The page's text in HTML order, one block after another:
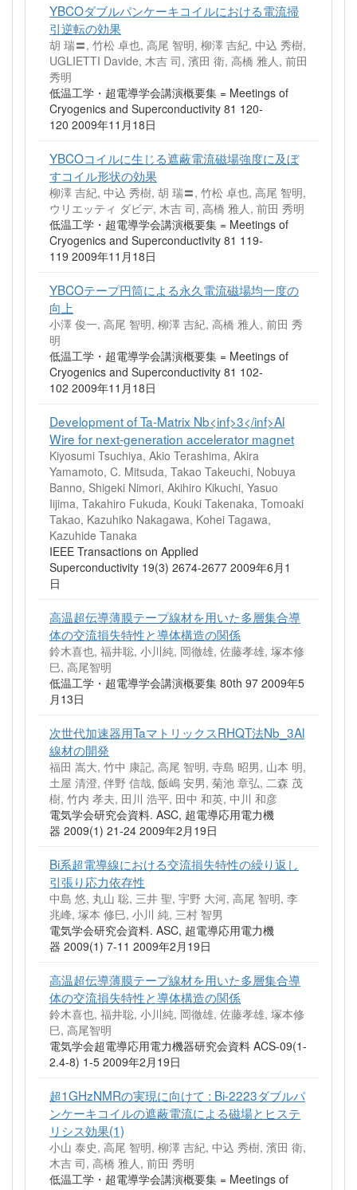
YBCOダブルパンケーキコイルにおける電流掃
引逆転の効果
胡 瑞〓, 竹松 卓也, 高尾 智明, 柳澤 吉紀, 中込 秀樹,
UGLIETTI Davide, 木吉 司, 濱田 衛, 高橋 雅人, 前田
秀明
低温工学・超電導学会講演概要集 = Meetings of
Cryogenics and Superconductivity 81 120-
120 2009年11月18日
YBCOコイルに生じる遮蔽電流磁場強度に及ぼ
すコイル形状の効果
柳澤 吉紀, 中込 秀樹, 胡 瑞〓, 竹松 卓也, 高尾 智明,
ウリエッティ ダビデ, 木吉 司, 高橋 雅人, 前田 秀明
低温工学・超電導学会講演概要集 = Meetings of
Cryogenics and Superconductivity 81 119-
119 2009年11月18日
YBCOテープ円筒による永久電流磁場均一度の
向上
小澤 俊一, 高尾 智明, 柳澤 吉紀, 高橋 雅人, 前田 秀
明
低温工学・超電導学会講演概要集 = Meetings of
Cryogenics and Superconductivity 81 102-
102 2009年11月18日
Development of Ta-Matrix Nb<inf>3</inf>Al
Wire for next-generation accelerator magnet
Kiyosumi Tsuchiya, Akio Terashima, Akira
Yamamoto, C. Mitsuda, Takao Takeuchi, Nobuya
Banno, Shigeki Nimori, Akihiro Kikuchi, Yasuo
Iijima, Takahiro Fukuda, Kouki Takenaka, Tomoaki
Takao, Kazuhiko Nakagawa, Kohei Tagawa,
Kazuhide Tanaka
IEEE Transactions on Applied
Superconductivity 19(3) 2674-2677 2009年6月1
日
高温超伝導薄膜テープ線材を用いた多層集合導
体の交流損失特性と導体構造の関係
鈴木喜也, 福井聡, 小川純, 岡徹雄, 佐藤孝雄, 塚本修
巳, 高尾智明
低温工学・超電導学会講演概要集 80th 97 2009年5
月13日
次世代加速器用TaマトリックスRHQT法Nb_3Al
線材の開発
福田 嵩大, 竹中 康記, 高尾 智明, 寺島 昭男, 山本 明,
土屋 清澄, 伴野 信哉, 飯嶋 安男, 菊池 章弘, 二森 茂
樹, 竹内 孝夫, 田川 浩平, 田中 和英, 中川 和彦
電気学会研究会資料. ASC, 超電導応用電力機
器 2009(1) 21-24 2009年2月19日
Bi系超電導線における交流損失特性の繰り返し
引張り応力依存性
中島 悠, 丸山 聡, 三井 聖, 宇野 大河, 高尾 智明, 李
兆峰, 塚本 修巳, 小川 純, 三村 智男
電気学会研究会資料. ASC, 超電導応用電力機
器 2009(1) 7-11 2009年2月19日
高温超伝導薄膜テープ線材を用いた多層集合導
体の交流損失特性と導体構造の関係
鈴木喜也, 福井聡, 小川純, 岡徹雄, 佐藤孝雄, 塚本修
巳, 高尾智明
電気学会超電導応用電力機器研究会資料 ACS-09(1-
2.4-8) 1-5 2009年2月19日
超1GHzNMRの実現に向けて : Bi-2223ダブルパ
ンケーキコイルの遮蔽電流による磁場とヒステ
リシス効果(1)
小山 泰史, 高尾 智明, 柳澤 吉紀, 中込 秀樹, 濱田 衛,
木吉 司, 高橋 雅人, 前田 秀明
低温工学・超電導学会講演概要集 = Meetings of